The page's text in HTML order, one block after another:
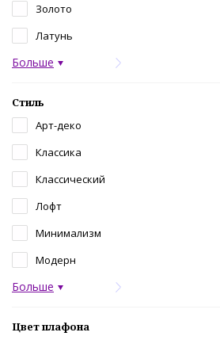
Золото
Латунь
Больше
Стиль
Арт-деко
Классика
Классический
Лофт
Минимализм
Модерн
Больше
Цвет плафона